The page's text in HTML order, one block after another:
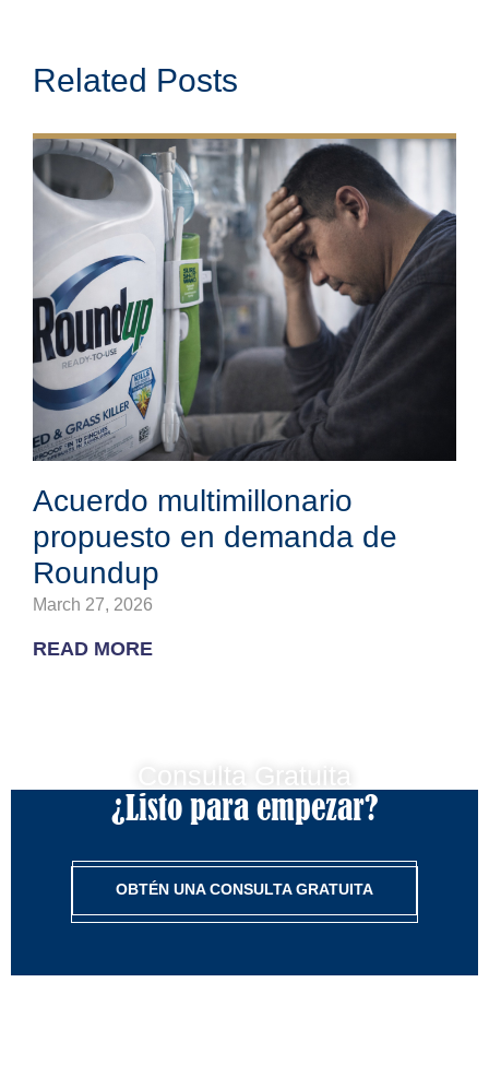
Related Posts
Acuerdo multimillonario
propuesto en demanda de
Roundup
March 27, 2026
READ MORE
Consulta Gratuita
¿Listo para empezar?
OBTÉN UNA CONSULTA GRATUITA